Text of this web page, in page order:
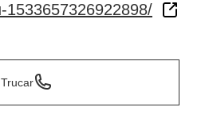
1533657326922898/
Trucar